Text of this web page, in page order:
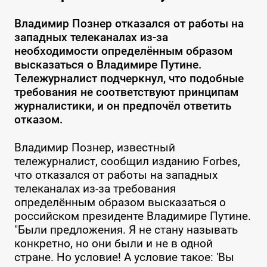
Владимир Познер отказался от работы на
западных телеканалах из-за
необходимости определённым образом
высказаться о Владимире Путине.
Тележурналист подчеркнул, что подобные
требования не соответствуют принципам
журналистики, и он предпочёл ответить
отказом.
Владимир Познер, известный
тележурналист, сообщил изданию Forbes,
что отказался от работы на западных
телеканалах из-за требования
определённым образом высказаться о
российском президенте Владимире Путине.
"Были предложения. Я не стану называть
конкретно, но они были и не в одной
стране. Но условие! А условие такое: 'Вы